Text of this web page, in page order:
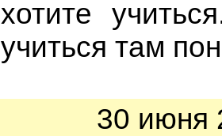
хотите
учиться там
30 июня